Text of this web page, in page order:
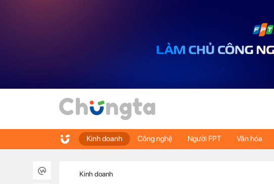
Kinh doanh Công nghệ Người FPT Văn hóa
Kinh doanh